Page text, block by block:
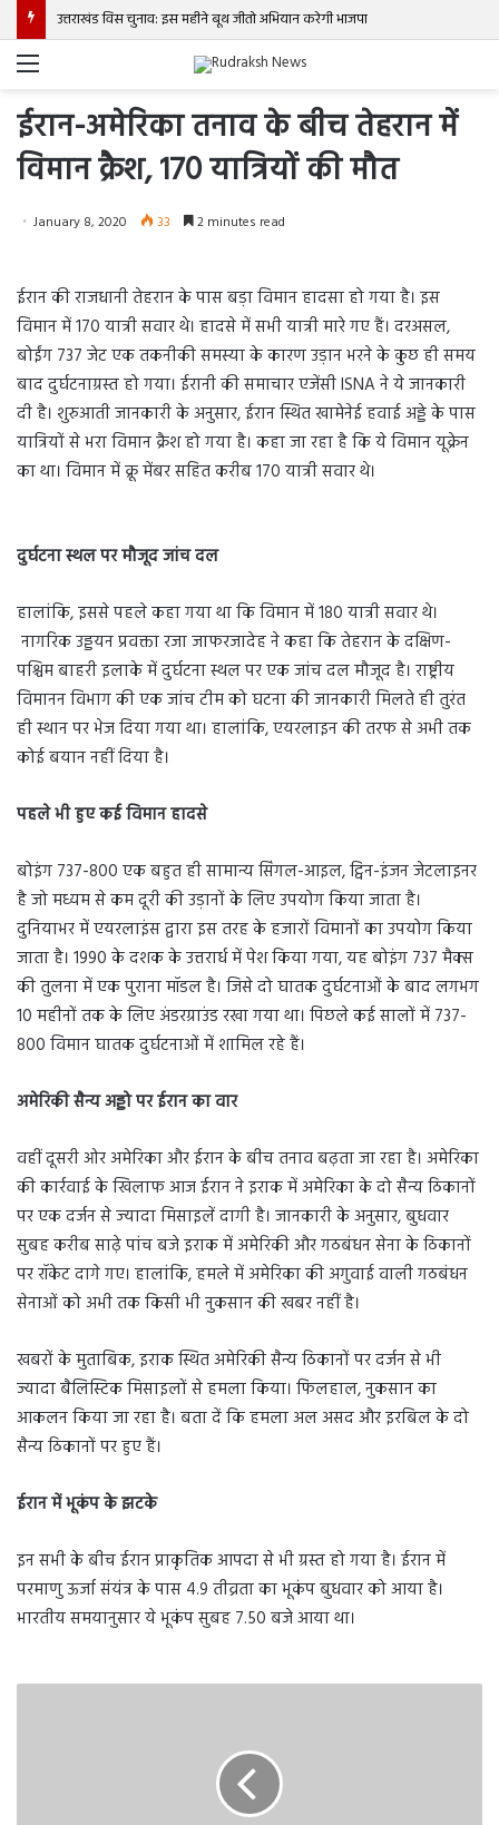
उत्तराखंड विस चुनाव: इस महीने बूथ जीतो अभियान करेगी भाजपा
Menu
ईरान-अमेरिका तनाव के बीच तेहरान में
विमान क्रैश, 170 यात्रियों की मौत
January 8, 2020 33 2 minutes read
ईरान की राजधानी तेहरान के पास बड़ा विमान हादसा हो गया है। इस
विमान में 170 यात्री सवार थे। हादसे में सभी यात्री मारे गए हैं। दरअसल,
बोईंग 737 जेट एक तकनीकी समस्या के कारण उड़ान भरने के कुछ ही समय
बाद दुर्घटनाग्रस्त हो गया। ईरानी की समाचार एजेंसी ISNA ने ये जानकारी
दी है। शुरुआती जानकारी के अनुसार, ईरान स्थित खामेनेई हवाई अड्डे के पास
यात्रियों से भरा विमान क्रैश हो गया है। कहा जा रहा है कि ये विमान यूक्रेन
का था। विमान में क्रू मेंबर सहित करीब 170 यात्री सवार थे।
दुर्घटना स्थल पर मौजूद जांच दल
हालांकि, इससे पहले कहा गया था कि विमान में 180 यात्री सवार थे।
नागरिक उड्डयन प्रवक्ता रजा जाफरजादेह ने कहा कि तेहरान के दक्षिण-
पश्चिम बाहरी इलाके में दुर्घटना स्थल पर एक जांच दल मौजूद है। राष्ट्रीय
विमानन विभाग की एक जांच टीम को घटना की जानकारी मिलते ही तुरंत
ही स्थान पर भेज दिया गया था। हालांकि, एयरलाइन की तरफ से अभी तक
कोई बयान नहीं दिया है।
पहले भी हुए कई विमान हादसे
बोइंग 737-800 एक बहुत ही सामान्य सिंगल-आइल, ट्विन-इंजन जेटलाइनर
है जो मध्यम से कम दूरी की उड़ानों के लिए उपयोग किया जाता है।
दुनियाभर में एयरलाइंस द्वारा इस तरह के हजारों विमानों का उपयोग किया
जाता है। 1990 के दशक के उत्तरार्ध में पेश किया गया, यह बोइंग 737 मैक्स
की तुलना में एक पुराना मॉडल है। जिसे दो घातक दुर्घटनाओं के बाद लगभग
10 महीनों तक के लिए अंडरग्राउंड रखा गया था। पिछले कई सालों में 737-
800 विमान घातक दुर्घटनाओं में शामिल रहे हैं।
अमेरिकी सैन्य अड्डो पर ईरान का वार
वहीं दूसरी ओर अमेरिका और ईरान के बीच तनाव बढ़ता जा रहा है। अमेरिका
की कार्रवाई के खिलाफ आज ईरान ने इराक में अमेरिका के दो सैन्‍य ठिकानों
पर एक दर्जन से ज्‍यादा मिसाइलें दागी है। जानकारी के अनुसार, बुधवार
सुबह करीब साढ़े पांच बजे इराक में अमेरिकी और गठबंधन सेना के ठिकानों
पर रॉकेट दागे गए। हालांकि, हमले में अमेरिका की अगुवाई वाली गठबंधन
सेनाओं को अभी तक किसी भी नुकसान की खबर नहीं है।
खबरों के मुताबिक, इराक स्थित अमेरिकी सैन्य ठिकानों पर दर्जन से भी
ज्यादा बैलिस्टिक मिसाइलों से हमला किया। फिलहाल, नुकसान का
आकलन किया जा रहा है। बता दें कि हमला अल असद और इरबिल के दो
सैन्य ठिकानों पर हुए हैं।
ईरान में भूकंप के झटके
इन सभी के बीच ईरान प्राकृतिक आपदा से भी ग्रस्त हो गया है। ईरान में
परमाणु ऊर्जा संयंत्र के पास 4.9 तीव्रता का भूकंप बुधवार को आया है।
भारतीय समयानुसार ये भूकंप सुबह 7.50 बजे आया था।